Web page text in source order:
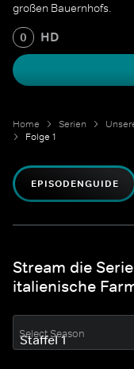
großen Bauernhofs.
0 HD
Home Serien
Folge 1
EPISODENGUIDE
Stream die
italienische
Select Season